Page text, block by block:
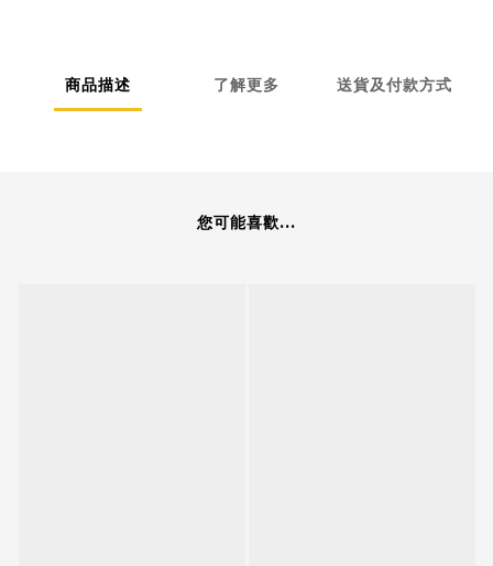
商品描述 了解更多 送貨及付款方式
您可能喜歡...